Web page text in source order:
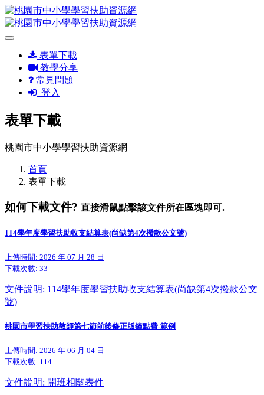
表單下載
教學分享
常見問題
登入
表單下載
桃園市中小學學習扶助資源網
首頁
表單下載
如何下載文件? 直接滑鼠點擊該文件所在區塊即可.
114學年度學習扶助收支結算表(尚缺第4次撥款公文號)
上傳時間: 2026 年 07 月 28 日
下載次數: 33
文件說明: 114學年度學習扶助收支結算表(尚缺第4次撥款公文
號)
桃園市學習扶助教師第七節前後修正版鐘點費-範例
上傳時間: 2026 年 06 月 04 日
下載次數: 114
文件說明: 開班相關表件